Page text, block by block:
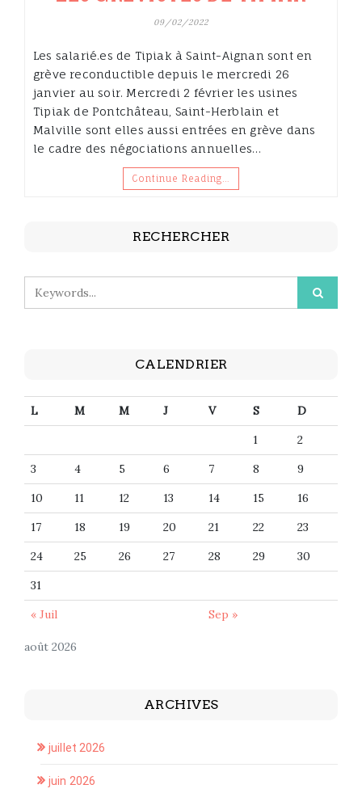
09/02/2022
Les salarié.es de Tipiak à Saint-Aignan sont en
grève reconductible depuis le mercredi 26
janvier au soir. Mercredi 2 février les usines
Tipiak de Pontchâteau, Saint-Herblain et
Malville sont elles aussi entrées en grève dans
le cadre des négociations annuelles…
Continue Reading…
RECHERCHER
CALENDRIER
août 2026
L M M J V S
D
1
2
3
4 5 6 7 8
9
10
11 12 13 14 15
16
17
18 19 20 21 22
23
24
25 26 27 28 29
30
31
« Juil
Sep »
ARCHIVES
juillet 2026
juin 2026